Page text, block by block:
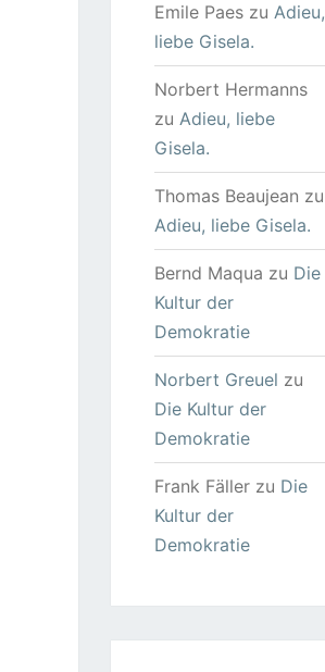
Emile Paeszu Adieu,
liebe Gisela.
Norbert Hermanns
zu Adieu, liebe
Gisela.
Thomas Beaujean zu
Adieu, liebe Gisela.
Bernd Maqua zu Die
Kultur der
Demokratie
Norbert Greuel zu
Die Kultur der
Demokratie
Frank Fällerzu Die
Kultur der
Demokratie